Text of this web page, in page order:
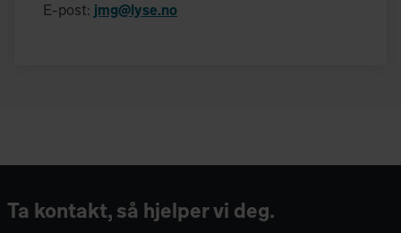
E-post: jmg@lyse.no
Ta kontakt, så hjelper vi deg.